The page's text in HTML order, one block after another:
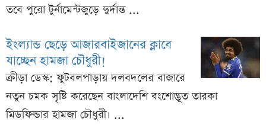
তবে পুরো টুর্নামেন্টজুড়ে দুর্দান্ত ...
ইংল্যান্ড ছেড়ে আজারবাইজানের ক্লাবে
যাচ্ছেন হামজা চৌধুরী!
ক্রীড়া ডেস্ক: ফুটবলপাড়ায় দলবদলের বাজারে
নতুন চমক সৃষ্টি করেছেন বাংলাদেশি বংশোদ্ভূত তারকা
মিডফিল্ডার হামজা চৌধুরী। ...